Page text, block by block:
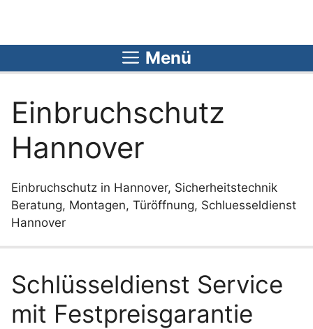
springen
Menü
Einbruchschutz
Hannover
Einbruchschutz in Hannover, Sicherheitstechnik
Beratung, Montagen, Türöffnung, Schluesseldienst
Hannover
Schlüsseldienst Service
mit Festpreisgarantie